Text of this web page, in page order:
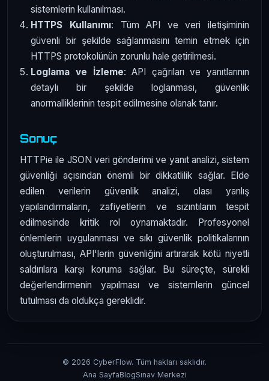
sistemlerin kullanılması.
HTTPS Kullanımı: Tüm API ve veri iletişiminin
güvenli bir şekilde sağlanmasını temin etmek için
HTTPS protokolünün zorunlu hale getirilmesi.
Loglama ve İzleme: API çağrıları ve yanıtlarının
detaylı bir şekilde loglanması, güvenlik
anormalliklerinin tespit edilmesine olanak tanır.
Sonuç
HTTPie ile JSON veri gönderimi ve yanıt analizi, sistem
güvenliği açısından önemli bir dikkatlilik sağlar. Elde
edilen verilerin güvenlik analizi, olası yanlış
yapılandırmaların, zafiyetlerin ve sızıntıların tespit
edilmesinde kritik rol oynamaktadır. Profesyonel
önlemlerin uygulanması ve sıkı güvenlik politikalarının
oluşturulması, API'lerin güvenliğini artırarak kötü niyetli
saldırılara karşı koruma sağlar. Bu süreçte, sürekli
değerlendirmenin yapılması ve sistemlerin güncel
tutulması da oldukça gereklidir.
© 2026 CyberFlow. Tüm hakları saklıdır.
Ana SayfaBlogSınav Merkezi